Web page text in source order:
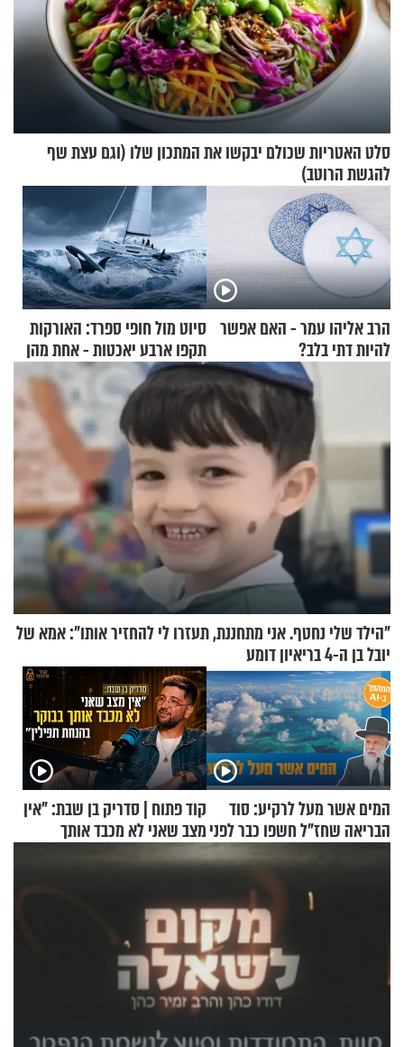
סלט האטריות שכולם יבקשו את המתכון שלו (וגם עצת שף
להגשת הרוטב)
הרב אליהו עמר - האם אפשר
להיות דתי בלב?
סיוט מול חופי ספרד: האורקות
תקפו ארבע יאכטות - אחת מהן
טבעה
"הילד שלי נחטף. אני מתחננת, תעזרו לי להחזיר אותו": אמא של
יובל בן ה-4 בריאיון דומע
המים אשר מעל לרקיע: סוד
הבריאה שחז"ל חשפו כבר לפני
קוד פתוח | סדריק בן שבת: "אין
מצב שאני לא מכבד אותך
בבוקר בהנחת תפילין"